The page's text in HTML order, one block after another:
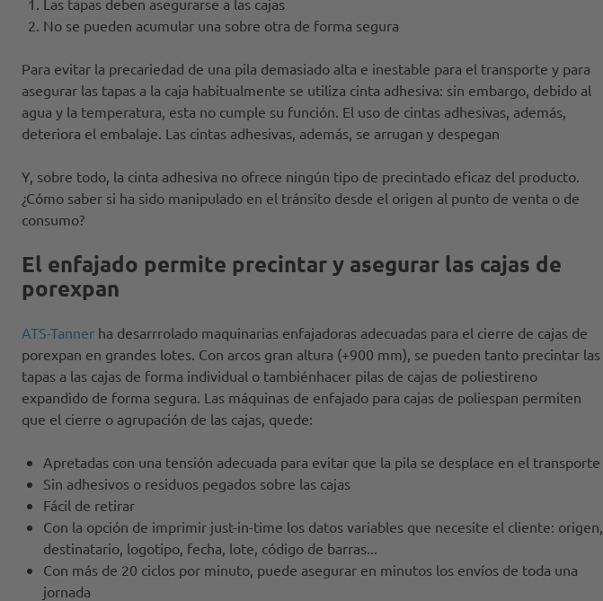
Las tapas deben asegurarse a las cajas
No se pueden acumular una sobre otra de forma segura
Para evitar la precariedad de una pila demasiado alta e inestable para el transporte y para
asegurar las tapas a la caja habitualmente se utiliza cinta adhesiva: sin embargo, debido al
agua y la temperatura, esta no cumple su función. El uso de cintas adhesivas, además,
deteriora el embalaje. Las cintas adhesivas, además, se arrugan y despegan
Y, sobre todo, la cinta adhesiva no ofrece ningún tipo de precintado eficaz del producto.
¿Cómo saber si ha sido manipulado en el tránsito desde el origen al punto de venta o de
consumo?
El enfajado permite precintar y asegurar las cajas de
porexpan
ATS-Tanner ha desarrrolado maquinarias enfajadoras adecuadas para el cierre de cajas de
porexpan en grandes lotes. Con arcos gran altura (+900 mm), se pueden tanto precintar las
tapas a las cajas de forma individual o tambiénhacer pilas de cajas de poliestireno
expandido de forma segura. Las máquinas de enfajado para cajas de poliespan permiten
que el cierre o agrupación de las cajas, quede:
Apretadas con una tensión adecuada para evitar que la pila se desplace en el transporte
Sin adhesivos o residuos pegados sobre las cajas
Fácil de retirar
Con la opción de imprimir just-in-time los datos variables que necesite el cliente: origen,
destinatario, logotipo, fecha, lote, código de barras...
Con más de 20 ciclos por minuto, puede asegurar en minutos los envíos de toda una
jornada